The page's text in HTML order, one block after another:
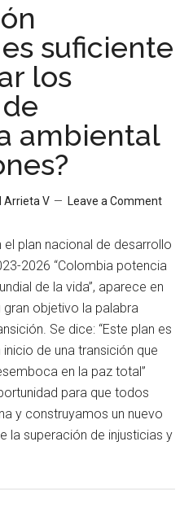
suficiente
los
ambiental
Arrieta V Leave a Comment
el plan nacional de desarrollo
2026 “Colombia potencia
de la vida”, aparece en
gran objetivo la palabra
Se dice: “Este plan es
inicio de una transición que
en la paz total”
para que todos
y construyamos un nuevo
la superación de injusticias y